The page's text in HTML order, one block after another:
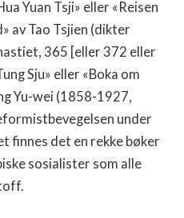
Yuan Tsji» eller «Reisen
av Tao Tsjien (dikter
365 [eller 372 eller
Sju» eller «Boka om
Yu-wei (1858-1927,
under
finnes det en rekke bøker
sosialister som alle